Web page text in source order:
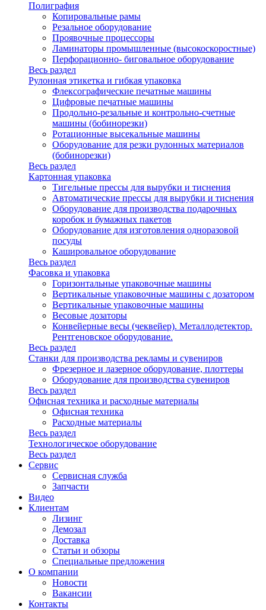
Полиграфия
Копировальные рамы
Резальное оборудование
Проявочные процессоры
Ламинаторы промышленные (высокоскоростные)
Перфорационно- биговальное оборудование
Весь раздел
Рулонная этикетка и гибкая упаковка
Флексографические печатные машины
Цифровые печатные машины
Продольно-резальные и контрольно-счетные
машины (бобинорезки)
Ротационные высекальные машины
Оборудование для резки рулонных материалов
(бобинорезки)
Весь раздел
Картонная упаковка
Тигельные прессы для вырубки и тиснения
Автоматические прессы для вырубки и тиснения
Оборудование для производства подарочных
коробок и бумажных пакетов
Оборудование для изготовления одноразовой
посуды
Кашировальное оборудование
Весь раздел
Фасовка и упаковка
Горизонтальные упаковочные машины
Вертикальные упаковочные машины с дозатором
Вертикальные упаковочные машины
Весовые дозаторы
Конвейерные весы (чеквейер). Металлодетектор.
Рентгеновское оборудование.
Весь раздел
Станки для производства рекламы и сувениров
Фрезерное и лазерное оборудование, плоттеры
Оборудование для производства сувениров
Весь раздел
Офисная техника и расходные материалы
Офисная техника
Расходные материалы
Весь раздел
Технологическое оборудование
Весь раздел
Сервис
Сервисная служба
Запчасти
Видео
Клиентам
Лизинг
Демозал
Доставка
Статьи и обзоры
Специальные предложения
О компании
Новости
Вакансии
Контакты